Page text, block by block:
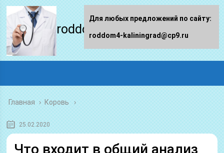
roddom4-kaliningrad.ru
Главная › Коровь
25.02.2020
Что входит в общий анализ
Для любых предложений по сайту:
roddom4-kaliningrad@cp9.ru